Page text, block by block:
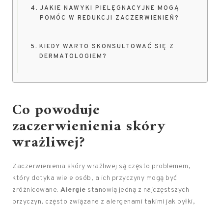
JAKIE NAWYKI PIELĘGNACYJNE MOGĄ
POMÓC W REDUKCJI ZACZERWIENIEŃ?
KIEDY WARTO SKONSULTOWAĆ SIĘ Z
DERMATOLOGIEM?
Co powoduje
zaczerwienienia skóry
wrażliwej?
Zaczerwienienia skóry wrażliwej są często problemem,
który dotyka wiele osób, a ich przyczyny mogą być
zróżnicowane. Alergie stanowią jedną z najczęstszych
przyczyn, często związane z alergenami takimi jak pyłki,